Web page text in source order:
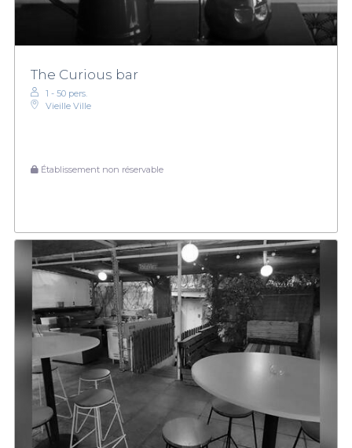
The Curious bar
1 - 50 pers.
Vieille Ville
Établissement non réservable